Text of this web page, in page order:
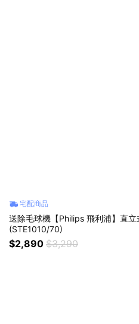
宅配商品
送除毛球機【Philips 飛利浦】直
(STE1010/70)
$2,890 $3,290